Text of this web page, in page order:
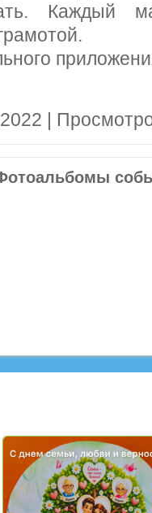
Каждый
|